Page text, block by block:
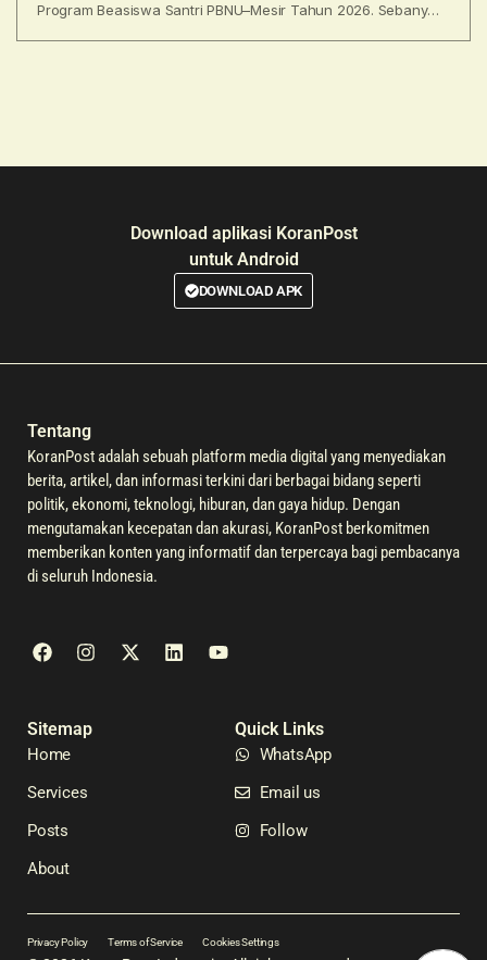
Program Beasiswa Santri PBNU–Mesir Tahun 2026. Sebanyak
Download aplikasi KoranPost
untuk Android
DOWNLOAD APK
Tentang
KoranPost adalah sebuah platform media digital yang menyediakan
berita, artikel, dan informasi terkini dari berbagai bidang seperti
politik, ekonomi, teknologi, hiburan, dan gaya hidup. Dengan
mengutamakan kecepatan dan akurasi, KoranPost berkomitmen
memberikan konten yang informatif dan terpercaya bagi pembacanya
di seluruh Indonesia.
Sitemap
Home
Services
Posts
About
Quick Links
WhatsApp
Email us
Follow
Privacy Policy Terms of Service Cookies Settings